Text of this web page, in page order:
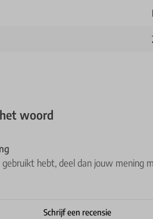
woord
hebt, deel dan jouw mening
Schrijf een recensie